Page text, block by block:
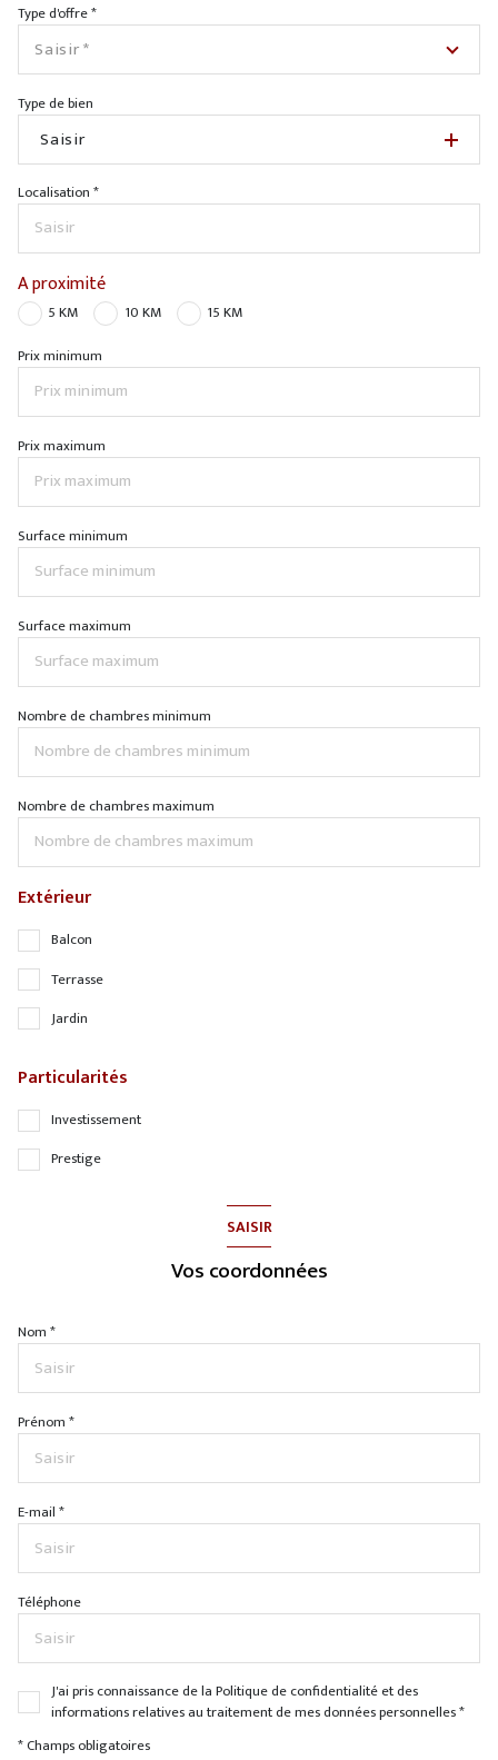
Type d'offre *
Saisir *
Type de bien
Saisir
Localisation *
A proximité
5 KM 10 KM
15 KM
Prix minimum
Prix maximum
Surface minimum
Surface maximum
Nombre de chambres minimum
Nombre de chambres maximum
Extérieur
Balcon
Terrasse
Jardin
Particularités
Investissement
Prestige
SAISIR
Vos coordonnées
Nom *
Prénom *
E-mail *
Téléphone
J'ai pris connaissance de la Politique de confidentialité et des
informations relatives au traitement de mes données personnelles *
* Champs obligatoires